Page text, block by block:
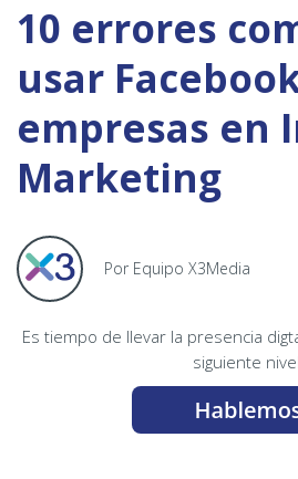
10 errores
usar
empresas en
Marketing
Por Equipo X3Media
Es tiempo de llevar la presencia
siguiente nivel.